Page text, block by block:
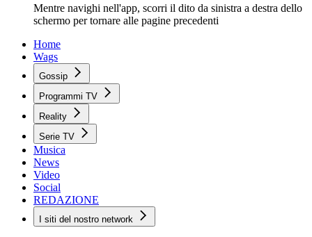
Mentre navighi nell'app, scorri il dito da sinistra a destra dello
schermo per tornare alle pagine precedenti
Home
Wags
Gossip
Programmi TV
Reality
Serie TV
Musica
News
Video
Social
REDAZIONE
I siti del nostro network